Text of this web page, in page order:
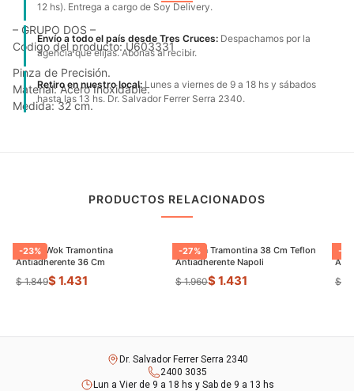
12 hs). Entrega a cargo de Soy Delivery.
Envío a todo el país desde Tres Cruces: Despachamos por la
agencia que elijas. Abonas al recibir.
Retiro en nuestro local:Lunes a viernes de 9 a 18 hs y sábados
hasta las 13 hs. Dr. Salvador Ferrer Serra 2340.
– GRUPO DOS –
Código del producto: U603331
Pinza de Precisión.
Material: Acero Inoxidable.
Medida: 32 cm.
PRODUCTOS RELACIONADOS
-23%
Sarten Wok Tramontina
Antiadherente 36 Cm
$ 1.849$ 1.431
-27%
Paellera Tramontina 38 Cm Teflon
Antiadherente Napoli
$ 1.960$ 1.431
-
$
Dr. Salvador Ferrer Serra 2340
2400 3035
Lun a Vier de 9 a 18 hs y Sab de 9 a 13 hs